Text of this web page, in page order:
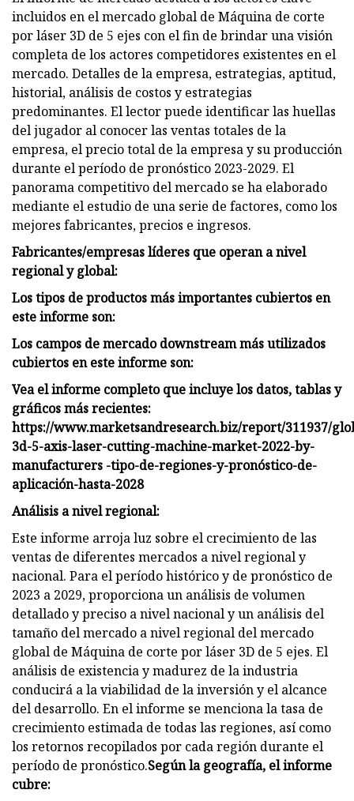
incluidos en el mercado global de Máquina de corte
por láser 3D de 5 ejes con el fin de brindar una visión
completa de los actores competidores existentes en el
mercado. Detalles de la empresa, estrategias, aptitud,
historial, análisis de costos y estrategias
predominantes. El lector puede identificar las huellas
del jugador al conocer las ventas totales de la
empresa, el precio total de la empresa y su producción
durante el período de pronóstico 2023-2029. El
panorama competitivo del mercado se ha elaborado
mediante el estudio de una serie de factores, como los
mejores fabricantes, precios e ingresos.
Fabricantes/empresas líderes que operan a nivel
regional y global:
Los tipos de productos más importantes cubiertos en
este informe son:
Los campos de mercado downstream más utilizados
cubiertos en este informe son:
Vea el informe completo que incluye los datos, tablas y
gráficos más recientes:
https://www.marketsandresearch.biz/report/311937/
3d-5-axis-laser-cutting-machine-market-2022-by-
manufacturers -tipo-de-regiones-y-pronóstico-de-
aplicación-hasta-2028
Análisis a nivel regional:
Este informe arroja luz sobre el crecimiento de las
ventas de diferentes mercados a nivel regional y
nacional. Para el período histórico y de pronóstico de
2023 a 2029, proporciona un análisis de volumen
detallado y preciso a nivel nacional y un análisis del
tamaño del mercado a nivel regional del mercado
global de Máquina de corte por láser 3D de 5 ejes. El
análisis de existencia y madurez de la industria
conducirá a la viabilidad de la inversión y el alcance
del desarrollo. En el informe se menciona la tasa de
crecimiento estimada de todas las regiones, así como
los retornos recopilados por cada región durante el
período de pronóstico.Según la geografía, el informe
cubre: